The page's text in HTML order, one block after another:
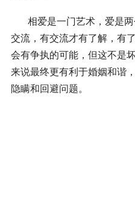
相爱是一门艺术，爱是两
交流，有交流才有了解，有
会有争执的可能，但这不是
来说最终更有利于婚姻和谐
隐瞒和回避问题。